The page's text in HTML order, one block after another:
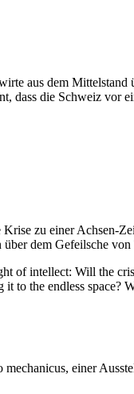
aus dem
dass die Schweiz
zu einer Achsen-
dem Gefeilsche
of intellect: Will the
the endless space?
einer